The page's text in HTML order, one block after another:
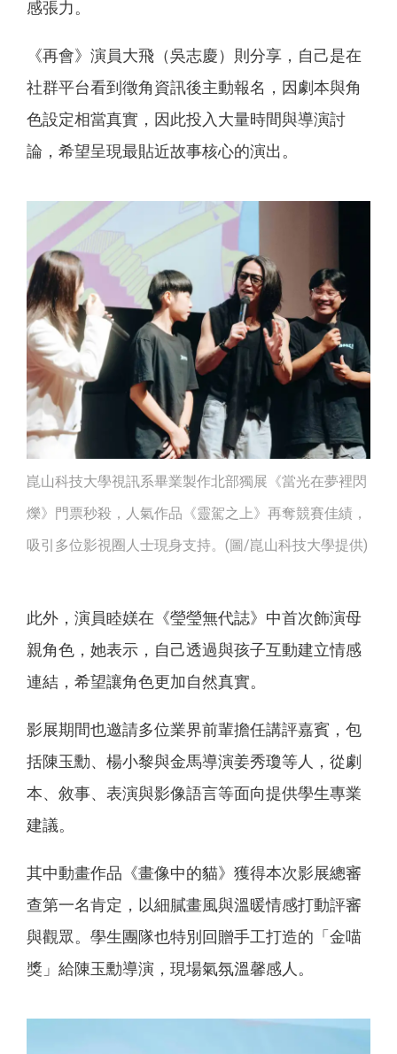
感張力。
《再會》演員大飛（吳志慶）則分享，自己是在
社群平台看到徵角資訊後主動報名，因劇本與角
色設定相當真實，因此投入大量時間與導演討
論，希望呈現最貼近故事核心的演出。
崑山科技大學視訊系畢業製作北部獨展《當光在夢裡閃
爍》門票秒殺，人氣作品《靈駕之上》再奪競賽佳績，
吸引多位影視圈人士現身支持。(圖/崑山科技大學提供)
此外，演員睦媄在《瑩瑩無代誌》中首次飾演母
親角色，她表示，自己透過與孩子互動建立情感
連結，希望讓角色更加自然真實。
影展期間也邀請多位業界前輩擔任講評嘉賓，包
括陳玉勳、楊小黎與金馬導演姜秀瓊等人，從劇
本、敘事、表演與影像語言等面向提供學生專業
建議。
其中動畫作品《畫像中的貓》獲得本次影展總審
查第一名肯定，以細膩畫風與溫暖情感打動評審
與觀眾。學生團隊也特別回贈手工打造的「金喵
獎」給陳玉勳導演，現場氣氛溫馨感人。